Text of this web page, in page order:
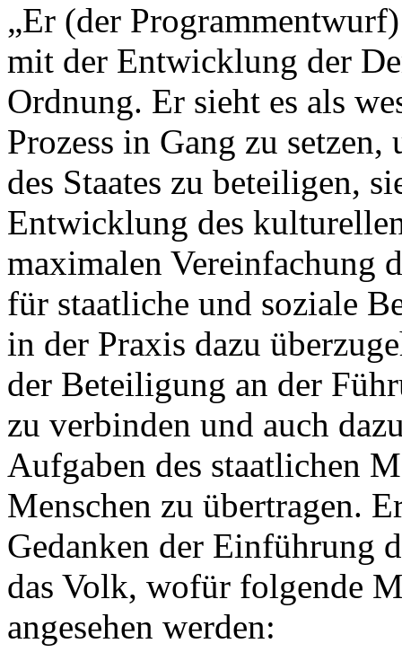
„Er (der
mit der Entwicklung der
Ordnung. Er sieht es als
Prozess in Gang zu
des Staates zu beteiligen,
Entwicklung des
maximalen Vereinfachung
für staatliche und soziale
in der Praxis dazu
der Beteiligung an der
zu verbinden und auch
Aufgaben des staatlichen
Menschen zu übertragen.
Gedanken der Einführung
das Volk, wofür folgende
angesehen werden: